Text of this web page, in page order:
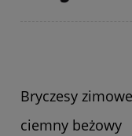
Bryczesy
ciemny beżowy